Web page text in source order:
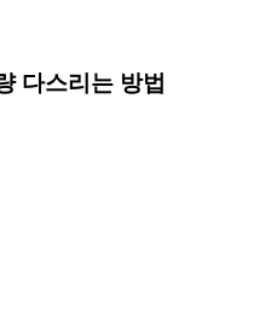
다스리는 방법